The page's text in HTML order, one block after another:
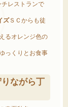
レストランで
ズＳＣからも徒
るオレンジ色の
っくりとお食事
ながら丁